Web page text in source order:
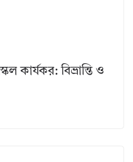
কার্যকর: বিভ্রান্তি ও